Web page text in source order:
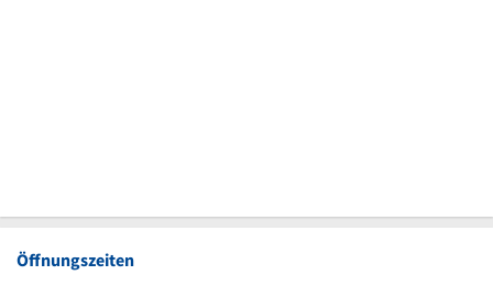
Öffnungszeiten